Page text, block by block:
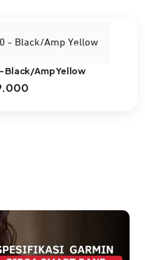
Black/Amp Yellow